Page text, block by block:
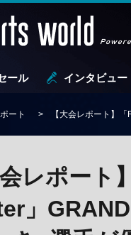
ール インタビュー
ート 【大会レポート】
会レポー
」